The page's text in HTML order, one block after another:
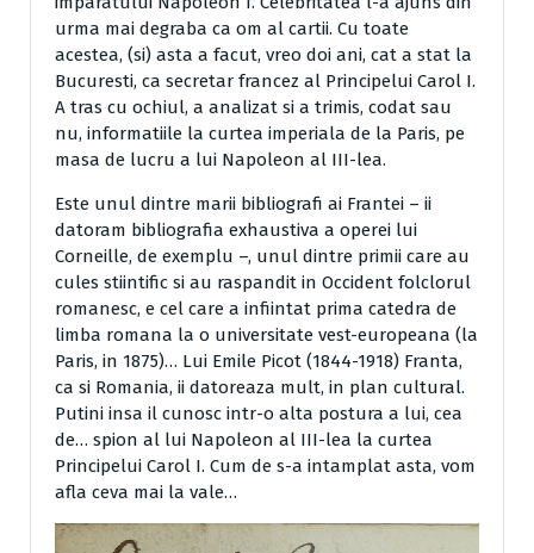
urma mai degraba ca om al cartii. Cu toate
acestea, (si) asta a facut, vreo doi ani, cat a stat la
Bucuresti, ca se­cretar francez al Principelui Carol I.
A tras cu ochiul, a analizat si a trimis, codat sau
nu, informatiile la curtea imperiala de la Paris, pe
masa de lucru a lui Napoleon al III-lea.
Este unul dintre marii bibliografi ai Frantei – ii
datoram bibliografia exhaustiva a operei lui
Corneille, de exemplu –, unul dintre primii care au
cules stiintific si au raspandit in Occident folclorul
romanesc, e cel care a infiintat prima catedra de
limba romana la o universitate vest-europeana (la
Paris, in 1875)… Lui Emile Picot (1844-1918) Franta,
ca si Romania, ii datoreaza mult, in plan cultu­ral.
Putini insa il cunosc intr-o alta postura a lui, cea
de… spion al lui Napoleon al III-lea la curtea
Principelui Carol I. Cum de s-a intamplat asta, vom
afla ceva mai la vale…